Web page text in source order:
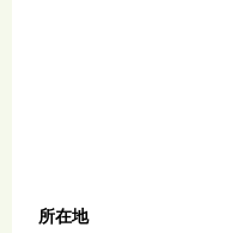
所在地